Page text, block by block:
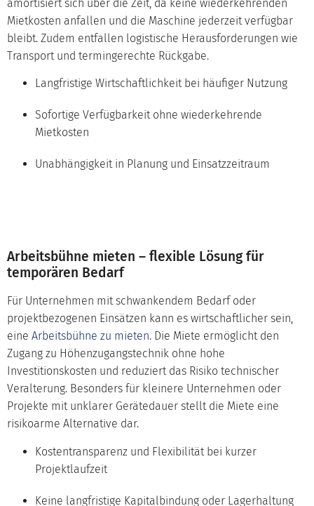
amortisiert sich über die Zeit, da keine wiederkehrenden
Mietkosten anfallen und die Maschine jederzeit verfügbar
bleibt. Zudem entfallen logistische Herausforderungen wie
Transport und termingerechte Rückgabe.
Langfristige Wirtschaftlichkeit bei häufiger Nutzung
Sofortige Verfügbarkeit ohne wiederkehrende
Mietkosten
Unabhängigkeit in Planung und Einsatzzeitraum
Arbeitsbühne mieten – flexible Lösung für
temporären Bedarf
Für Unternehmen mit schwankendem Bedarf oder
projektbezogenen Einsätzen kann es wirtschaftlicher sein,
eine Arbeitsbühne zu mieten. Die Miete ermöglicht den
Zugang zu Höhenzugangstechnik ohne hohe
Investitionskosten und reduziert das Risiko technischer
Veralterung. Besonders für kleinere Unternehmen oder
Projekte mit unklarer Gerätedauer stellt die Miete eine
risikoarme Alternative dar.
Kostentransparenz und Flexibilität bei kurzer
Projektlaufzeit
Keine langfristige Kapitalbindung oder Lagerhaltung